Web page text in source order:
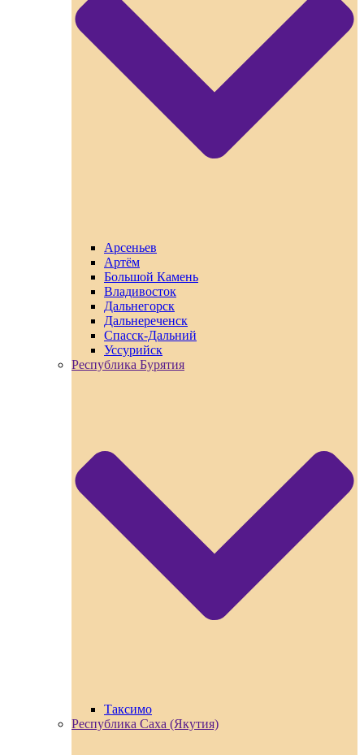
Арсеньев
Артём
Большой Камень
Владивосток
Дальнегорск
Дальнереченск
Спасск-Дальний
Уссурийск
Республика Бурятия
Таксимо
Республика Саха (Якутия)